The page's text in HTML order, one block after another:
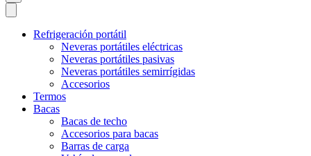
Refrigeración portátil
Neveras portátiles eléctricas
Neveras portátiles pasivas
Neveras portátiles semirrígidas
Accesorios
Termos
Bacas
Bacas de techo
Accesorios para bacas
Barras de carga